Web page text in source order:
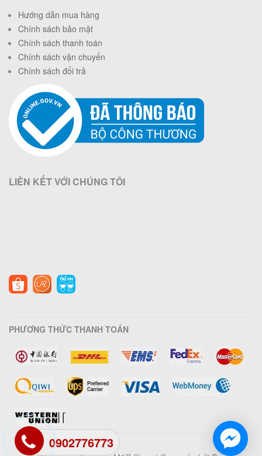
Hướng dẫn mua hàng
Chính sách bảo mật
Chính sách thanh toán
Chính sách vận chuyển
Chính sách đổi trả
LIÊN KẾT VỚI CHÚNG TÔI
PHƯƠNG THỨC THANH TOÁN
0902776773